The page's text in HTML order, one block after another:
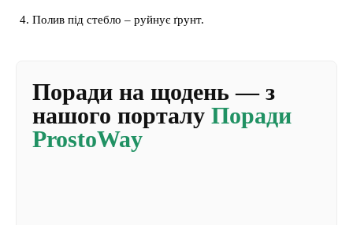
Полив під стебло – руйнує ґрунт.
Поради на щодень — з
нашого порталу Поради
ProstoWay